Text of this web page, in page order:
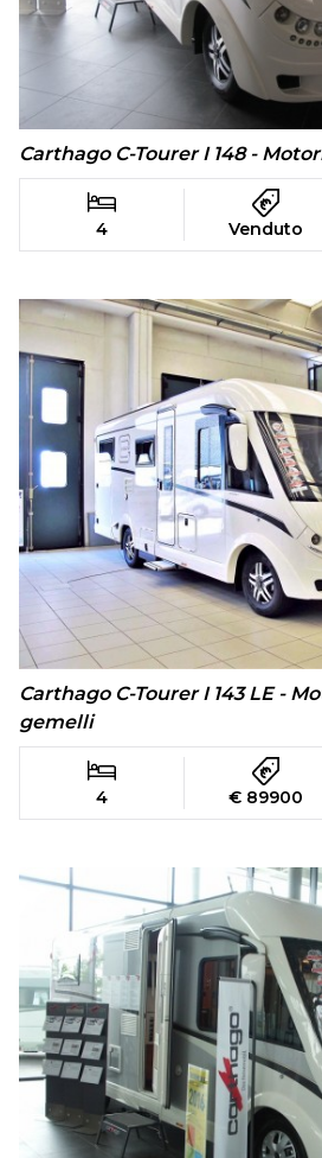
Carthago C-Tourer I 148 -
4 Venduto
Carthago C-Tourer I 143 LE -
gemelli
4 € 89900